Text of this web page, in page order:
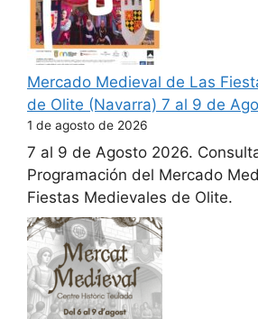
Mercado Medieval de Las
de Olite (Navarra) 7 al 9 de
1 de agosto de 2026
7 al 9 de Agosto 2026.
Programación del Mercado
Fiestas Medievales de Olite.